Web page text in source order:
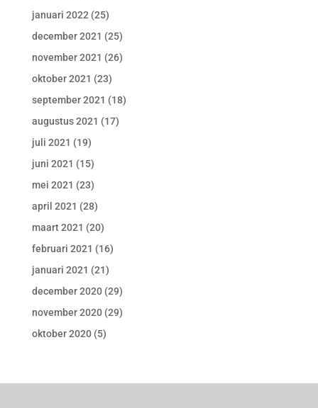
januari 2022 (25)
december 2021 (25)
november 2021 (26)
oktober 2021 (23)
september 2021 (18)
augustus 2021 (17)
juli 2021 (19)
juni 2021 (15)
mei 2021 (23)
april 2021 (28)
maart 2021 (20)
februari 2021 (16)
januari 2021 (21)
december 2020(29)
november 2020(29)
oktober 2020(5)